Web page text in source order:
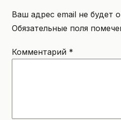
Ваш адрес email не будет
Обязательные поля
Комментарий *